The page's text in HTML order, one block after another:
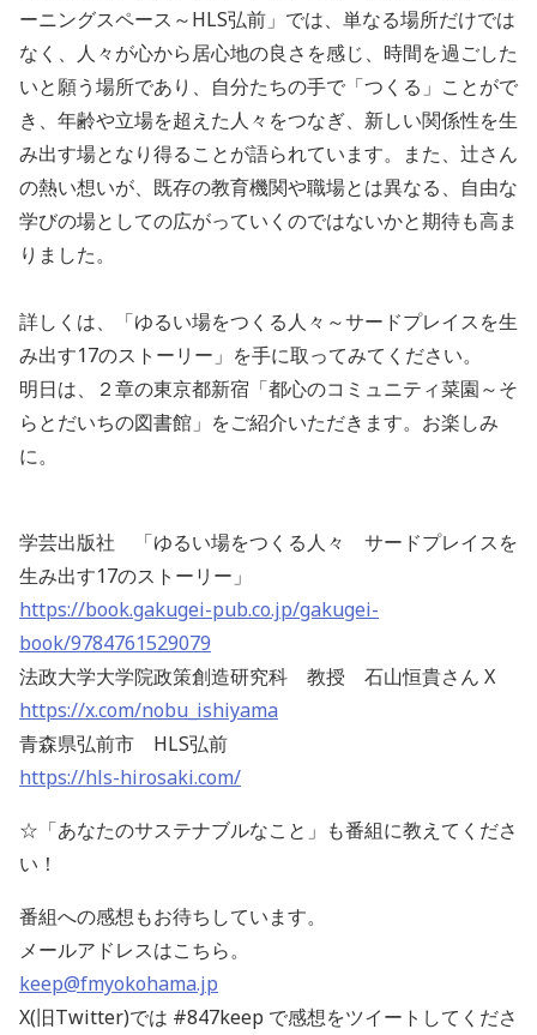
ーニングスペース～HLS弘前」では、単なる場所だけでは
なく、人々が心から居心地の良さを感じ、時間を過ごした
いと願う場所であり、自分たちの手で「つくる」ことがで
き、年齢や立場を超えた人々をつなぎ、新しい関係性を生
み出す場となり得ることが語られています。また、辻さん
の熱い想いが、既存の教育機関や職場とは異なる、自由な
学びの場としての広がっていくのではないかと期待も高ま
りました。
詳しくは、「ゆるい場をつくる人々～サードプレイスを生
み出す17のストーリー」を手に取ってみてください。
明日は、２章の東京都新宿「都心のコミュニティ菜園～そ
らとだいちの図書館」をご紹介いただきます。お楽しみ
に。
学芸出版社 「ゆるい場をつくる人々 サードプレイスを
生み出す17のストーリー」
https://book.gakugei-pub.co.jp/gakugei-
book/9784761529079
法政大学大学院政策創造研究科 教授 石山恒貴さん X
https://x.com/nobu_ishiyama
青森県弘前市 HLS弘前
https://hls-hirosaki.com/
☆「あなたのサステナブルなこと」も番組に教えてくださ
い！
番組への感想もお待ちしています。
メールアドレスはこちら。
keep@fmyokohama.jp
X(旧Twitter)では #847keep で感想をツイートしてくださ